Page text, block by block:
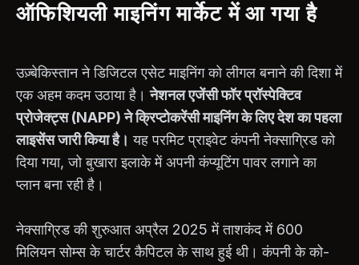
ऑफिशियली माइनिंग मार्केट में आ गया है
उज़्बेकिस्तान ने डिजिटल एसेट माइनिंग को लीगल बनाने की दिशा में
एक अहम कदम उठाया है।नेशनल एजेंसी फॉर प्रॉस्पेक्टिव
प्रोजेक्ट्स (NAPP) ने क्रिप्टोकरेंसी माइनिंग के लिए देश का पहला
लाइसेंस जारी किया है। यह परमिट प्राइवेट कंपनी नेक्साग्रिड को
दिया गया, जो बुखारा इलाके में अपनी कंप्यूटिंग पावर लगाने का
प्लान बना रही है।
नेक्साग्रिड की शुरुआत अप्रैल 2025 में ताशकंद में 600
मिलियन सोम्स के चार्टर कैपिटल के साथ हुई थी। कंपनी के को-